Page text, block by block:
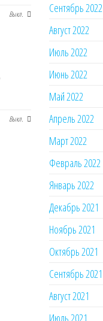
Выкл.
Выкл.
Сентябрь 2022
Август 2022
Июль 2022
Июнь 2022
Май 2022
Апрель 2022
Март 2022
Февраль 2022
Январь 2022
Декабрь 2021
Ноябрь 2021
Октябрь 2021
Сентябрь 2021
Август 2021
Июль 2021